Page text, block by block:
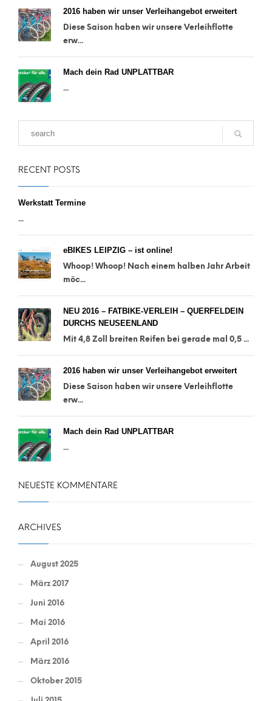
2016 haben wir unser Verleihangebot erweitert
Diese Saison haben wir unsere Verleihflotte
erw...
Mach dein Rad UNPLATTBAR
...
RECENT POSTS
Werkstatt Termine
...
eBIKES LEIPZIG – ist online!
Whoop! Whoop! Nach einem halben Jahr Arbeit
möc...
NEU 2016 – FATBIKE-VERLEIH – QUERFELDEIN
DURCHS NEUSEENLAND
Mit 4,8 Zoll breiten Reifen bei gerade mal 0,5 ...
2016 haben wir unser Verleihangebot erweitert
Diese Saison haben wir unsere Verleihflotte
erw...
Mach dein Rad UNPLATTBAR
...
NEUESTE KOMMENTARE
ARCHIVES
August 2025
März 2017
Juni 2016
Mai 2016
April 2016
März 2016
Oktober 2015